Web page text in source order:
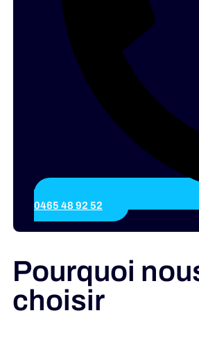
0465 48 92 52
Pourquoi
choisir